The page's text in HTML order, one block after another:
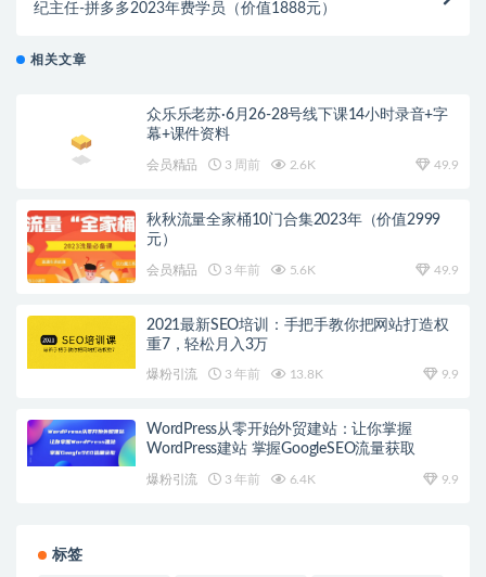
纪主任-拼多多2023年费学员（价值1888元）
相关文章
众乐乐老苏·6月26-28号线下课14小时录音+字
幕+课件资料
会员精品 3 周前 2.6K 49.9
秋秋流量全家桶10门合集2023年（价值2999
元）
会员精品 3 年前 5.6K 49.9
2021最新SEO培训：手把手教你把网站打造权
重7，轻松月入3万
爆粉引流 3 年前 13.8K 9.9
WordPress从零开始外贸建站：让你掌握
WordPress建站 掌握GoogleSEO流量获取
爆粉引流 3 年前 6.4K 9.9
标签